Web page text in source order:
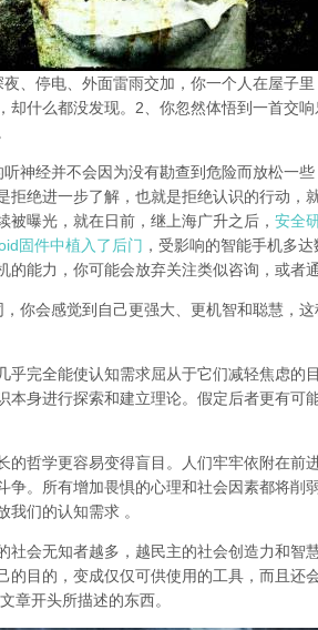
、停电、外面雷雨交加，你一个人在屋子
却什么都没发现。2、你忽然体悟到一首交
神经并不会因为没有勘查到危险而放松一
拒绝进一步了解，也就是拒绝认识的行动，
被曝光，就在日前，继上海广升之后， 安全
固件中植入了后门 ，受影响的智能手机多
的能力，你可能会放弃关注类似咨询，或者
你会感觉到自己更强大、更机智和聪慧，
乎完全能使认知需求屈从于它们减轻焦虑的
本身进行探索和建立理论。假定后者更有可
的哲学更容易变得盲目。人们牢牢依附在前
争。所有增加畏惧的心理和社会因素都将削
我们的认知需求 。
社会无知者越多，越民主的社会创造力和智
的目的，变成仅仅可供使用的工具，而且还
章开头所描述的东西。